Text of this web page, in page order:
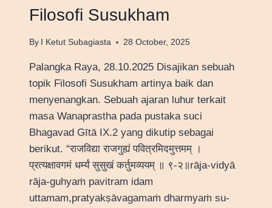
Filosofi Susukham
By I Ketut Subagiasta 28 October, 2025
Palangka Raya, 28.10.2025 Disajikan sebuah
topik Filosofi Susukham artinya baik dan
menyenangkan. Sebuah ajaran luhur terkait
masa Wanaprastha pada pustaka suci
Bhagavad Gītā IX.2 yang dikutip sebagai
berikut. “राजविद्या राजगुह्यं पवित्रमिदमुत्तमम् ।
प्रत्यक्षावगमं धर्म्यं सुसुखं कर्तुमव्ययम् ॥ ९-२॥rāja-vidyā
rāja-guhyaṁ pavitram idam
uttamam,pratyakṣāvagamaṁ dharmyaṁ su-